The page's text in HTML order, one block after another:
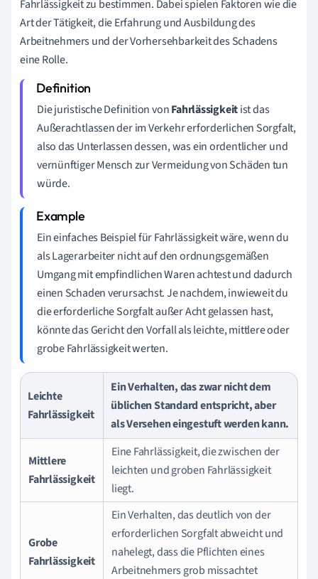
Fahrlässigkeit zu bestimmen. Dabei spielen Faktoren wie die
Art der Tätigkeit, die Erfahrung und Ausbildung des
Arbeitnehmers und der Vorhersehbarkeit des Schadens
eine Rolle.
Die juristische Definition vonFahrlässigkeitist das
Außerachtlassen der im Verkehr erforderlichen Sorgfalt,
also das Unterlassen dessen, was ein ordentlicher und
vernünftiger Mensch zur Vermeidung von Schäden tun
würde.
Ein einfaches Beispiel für Fahrlässigkeit wäre, wenn du
als Lagerarbeiter nicht auf den ordnungsgemäßen
Umgang mit empfindlichen Waren achtest und dadurch
einen Schaden verursachst. Je nachdem, inwieweit du
die erforderliche Sorgfalt außer Acht gelassen hast,
könnte das Gericht den Vorfall als leichte, mittlere oder
grobe Fahrlässigkeit werten.
Leichte
Fahrlässigkeit
Ein Verhalten, das zwar nicht dem
üblichen Standard entspricht, aber
als Versehen eingestuft werden kann.
Mittlere
Fahrlässigkeit
Eine Fahrlässigkeit, die zwischen der
leichten und groben Fahrlässigkeit
liegt.
Grobe
Fahrlässigkeit
Ein Verhalten, das deutlich von der
erforderlichen Sorgfalt abweicht und
nahelegt, dass die Pflichten eines
Arbeitnehmers grob missachtet